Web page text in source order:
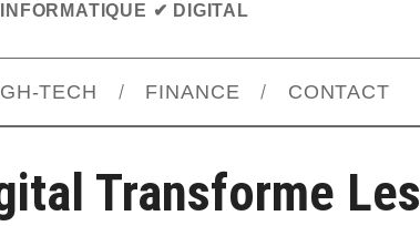
✔ DIGITAL
TECH FINANCE CONTACT
Transforme Les